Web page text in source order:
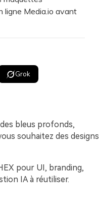
ligne Media.io avant
Grok
bleus profonds,
souhaitez des designs
pour UI, branding,
IA à réutiliser.